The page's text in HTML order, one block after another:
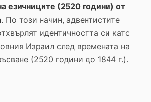
езичниците (2520 години) от
. По този начин, адвентистите
идентичността си като
Израил след времената на
(2520 години до 1844 г.).